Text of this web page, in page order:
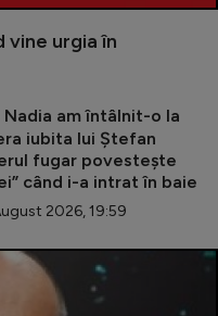
vine urgia în
Nadia am întâlnit-o la
iubita lui Ștefan
fugar povestește
când i-a intrat în baie
2026, 19:59